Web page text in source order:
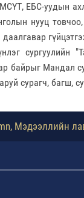
ЕБС-уудын
нууц
даалгавар
сургуулийн
байрыг Мандал
сурагч, багш,
Мэдээллийн